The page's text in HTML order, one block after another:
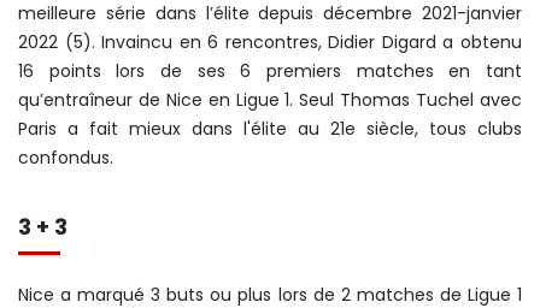
meilleure série dans l’élite depuis décembre 2021-janvier
2022 (5). Invaincu en 6 rencontres, Didier Digard a obtenu
16 points lors de ses 6 premiers matches en tant
qu’entraîneur de Nice en Ligue 1. Seul Thomas Tuchel avec
Paris a fait mieux dans l'élite au 21e siècle, tous clubs
confondus.
3 + 3
Nice a marqué 3 buts ou plus lors de 2 matches de Ligue 1